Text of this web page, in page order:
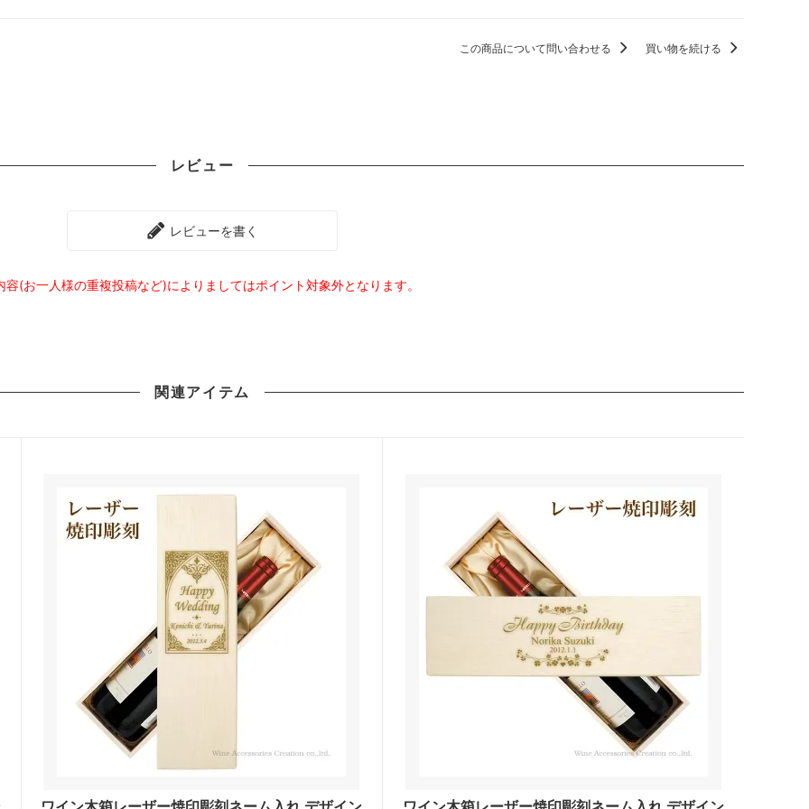
この商品について問い合わせる 買い物を続ける
レビュー
レビューを書く
容(お一人様の重複投稿など)によりましてはポイント対象外となります。
関連アイテム